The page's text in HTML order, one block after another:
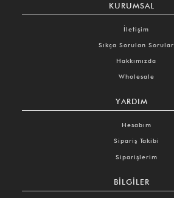
KURUMSAL
İletişim
Sıkça Sorulan Sorular
Hakkımızda
Wholesale
YARDIM
Hesabım
Sipariş Takibi
Siparişlerim
BILGILER